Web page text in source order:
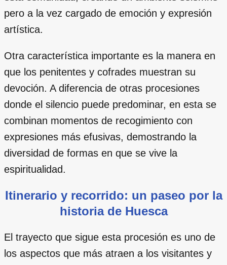
pero a la vez cargado de emoción y expresión
artística.
Otra característica importante es la manera en
que los penitentes y cofrades muestran su
devoción. A diferencia de otras procesiones
donde el silencio puede predominar, en esta se
combinan momentos de recogimiento con
expresiones más efusivas, demostrando la
diversidad de formas en que se vive la
espiritualidad.
Itinerario y recorrido: un paseo por la
historia de Huesca
El trayecto que sigue esta procesión es uno de
los aspectos que más atraen a los visitantes y